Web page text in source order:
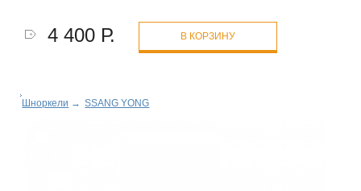
4 400 Р. В КОРЗИНУ
Шноркели → SSANG YONG